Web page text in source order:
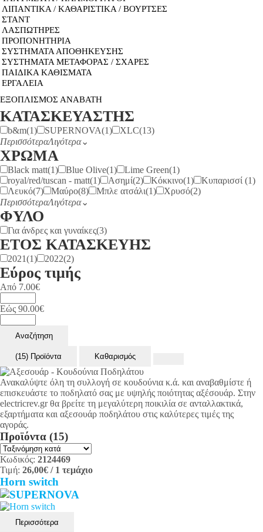
ΛΙΠΑΝΤΙΚΑ / ΚΑΘΑΡΙΣΤΙΚΑ / ΒΟΥΡΤΣΕΣ
ΣΤΑΝΤ
ΛΑΣΠΩΤΗΡΕΣ
ΠΡΟΠΟΝΗΤΗΡΙΑ
ΣΥΣΤΗΜΑΤΑ ΑΠΟΘΗΚΕΥΣΗΣ
ΣΥΣΤΗΜΑΤΑ ΜΕΤΑΦΟΡΑΣ / ΣΧΑΡΕΣ
ΠΑΙΔΙΚΑ ΚΑΘΙΣΜΑΤΑ
ΕΡΓΑΛΕΙΑ
ΕΞΟΠΛΙΣΜΟΣ ΑΝΑΒΑΤΗ
ΚΑΤΑΣΚΕΥΑΣΤΗΣ
b&m(1) SUPERNOVA(1) XLC(13)
ΠερισσότεραΛιγότερα⌄
ΧΡΩΜΑ
Black matt(1) Blue Olive(1) Lime Green(1)
royal/red/tuscan - matt(1) Ασημί(2) Κόκκινο(1) Κυπαρισσί (1)
Λευκό(7) Μαύρο(8) Μπλε ατσάλι(1) Χρυσό(2)
ΠερισσότεραΛιγότερα⌄
ΦΥΛΟ
Για άνδρες και γυναίκες(3)
ΕΤΟΣ ΚΑΤΑΣΚΕΥΗΣ
2021(1) 2022(2)
Εύρος τιμής
Από 7.00€
Εώς 90.00€
Αναζήτηση
(15) Προϊόντα Καθαρισμός
Ανακαλύψτε όλη τη συλλογή σε κουδούνια κ.ά. και αναβαθμίστε ή
επισκευάστε το ποδηλατό σας με υψηλής ποιότητας αξέσουάρ. Στην
electricrev.gr θα βρείτε τη μεγαλύτερη ποικιλία σε ανταλλακτικά,
εξαρτήματα και αξεσουάρ ποδηλάτου στις καλύτερες τιμές της
αγοράς.
Προϊόντα (15)
Κωδικός: 2124469
Τιμή: 26,00€ / 1 τεμάχιο
Horn switch
Περισσότερα